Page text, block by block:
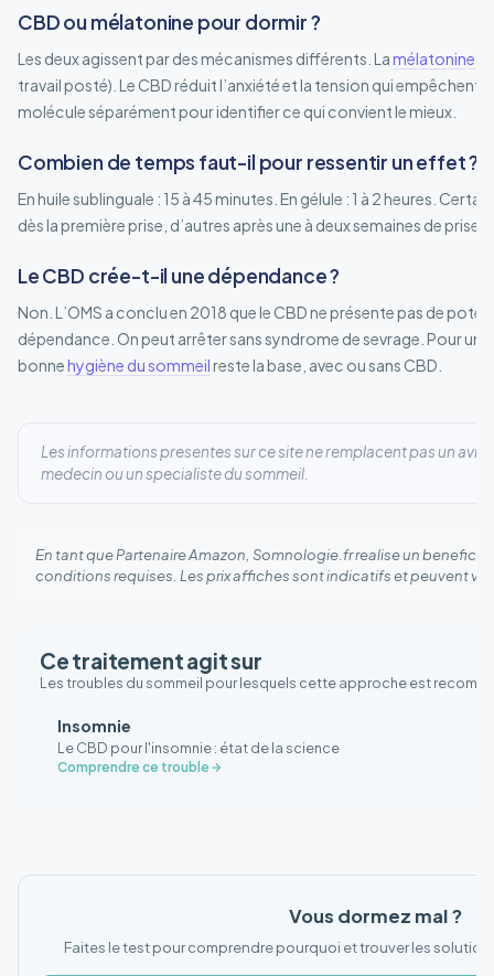
CBD ou mélatonine pour dormir ?
Les deux agissent par des mécanismes différents. Lamélatonine
travail posté). Le CBD réduit l’anxiété et la tension qui empêchent
molécule séparément pour identifier ce qui convient le mieux.
Combien de temps faut-il pour ressentir un effet ?
En huile sublinguale : 15 à 45 minutes. En gélule : 1 à 2 heures.
dès la première prise, d’autres après une à deux semaines de prise
Le CBD crée-t-il une dépendance ?
Non. L’OMS a conclu en 2018 que le CBD ne présente pas de
dépendance. On peut arrêter sans syndrome de sevrage. Pour
bonnehygiène du sommeilreste la base, avec ou sans CBD.
Les informations presentes sur ce site ne remplacent pas un
medecin ou un specialiste du sommeil.
En tant que Partenaire Amazon, Somnologie.fr realise un benefice
conditions requises. Les prix affiches sont indicatifs et peuvent
Ce traitement agit sur
Les troubles du sommeil pour lesquels cette approche est
Insomnie
Le CBD pour l'insomnie : état de la science
Comprendre ce trouble
Vous dormez mal ?
Faites le test pour comprendre pourquoi et trouver les